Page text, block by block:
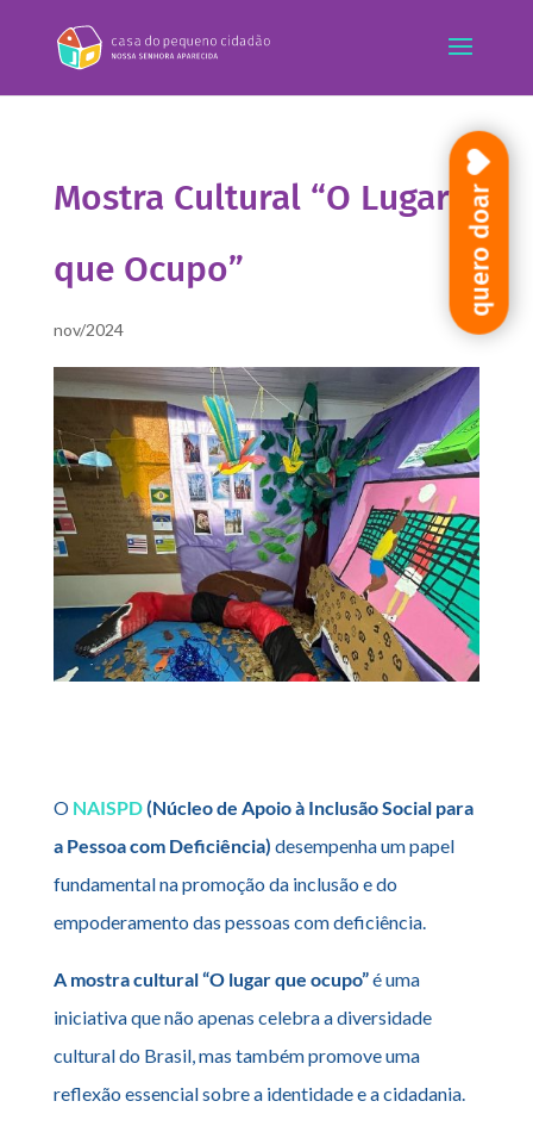
Mostra Cultural “O Lugar
que Ocupo”
nov/2024
O NAISPD(Núcleo de Apoio à Inclusão Social para
a Pessoa com Deficiência) desempenha um papel
fundamental na promoção da inclusão e do
empoderamento das pessoas com deficiência.
A mostra cultural “O lugar que ocupo”é uma
iniciativa que não apenas celebra a diversidade
cultural do Brasil, mas também promove uma
reflexão essencial sobre a identidade e a cidadania.
quero doar